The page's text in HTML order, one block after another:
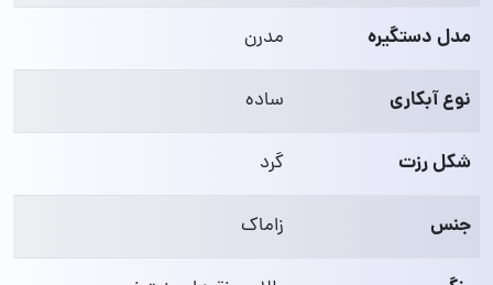
مدل دستگیره مدرن
نوع آبکاری ساده
شکل رزت گرد
جنس زاماک